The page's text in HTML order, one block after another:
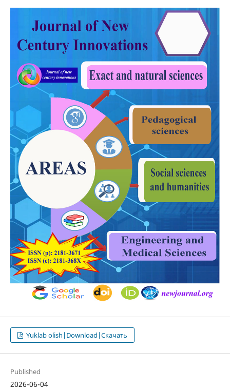
Yuklab olish|Download|Скачать
Published
2026-06-04